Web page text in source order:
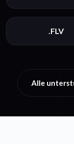
.FLV
Alle